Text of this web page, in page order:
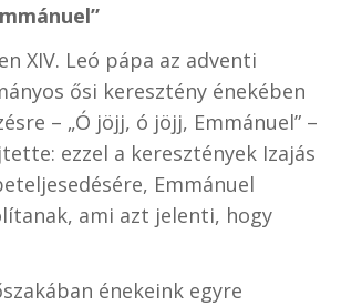
XIV. Leó pápa az adventi
ősi keresztény énekében
– „Ó jöjj, ó jöjj, Emmánuel” –
ezzel a keresztények Izajás
Emmánuel
ami azt jelenti, hogy
énekeink egyre